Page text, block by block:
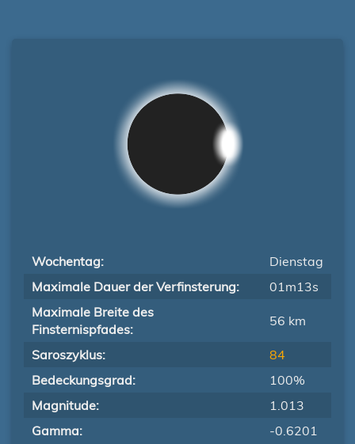
Wochentag:
Dienstag
Maximale Dauer der Verfinsterung:
01m13s
Maximale Breite des
Finsternispfades:
56 km
Saroszyklus:
84
Bedeckungsgrad:
100%
Magnitude:
1.013
Gamma:
-0.6201